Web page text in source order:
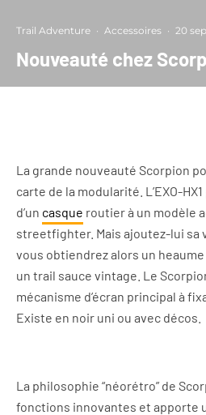
Trail Adventure · Accessoires · 20
Nouveauté chez
La grande nouveauté Scorpion
carte de la modularité. L’EXO-
d’un casque routier à un modèle
streetfighter. Mais ajoutez-lui sa
vous obtiendrez alors un
un trail sauce vintage. Le
mécanisme d’écran principal à
Existe en noir uni ou avec décos.
La philosophie “néorétro” de
fonctions innovantes et apporte